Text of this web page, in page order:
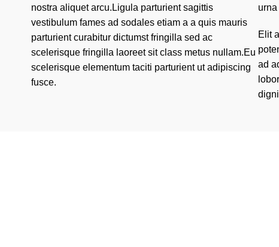
nostra aliquet arcu.Ligula parturient sagittis
vestibulum fames ad sodales etiam a a quis mauris
parturient curabitur dictumst fringilla sed ac
scelerisque fringilla laoreet sit class metus nullam.Eu
scelerisque elementum taciti parturient ut adipiscing
fusce.
Elit
ad